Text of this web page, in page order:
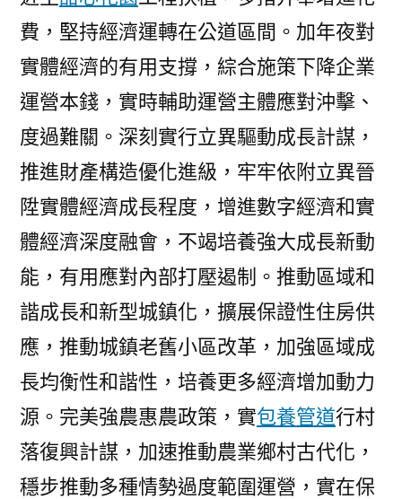
費，堅持經濟運轉在公道區間。加年夜對
實體經濟的有用支撐，綜合施策下降企業
運營本錢，實時輔助運營主體應對沖擊、
度過難關。深刻實行立異驅動成長計謀，
推進財產構造優化進級，牢牢依附立異晉
陞實體經濟成長程度，增進數字經濟和實
體經濟深度融會，不竭培養強大成長新動
能，有用應對內部打壓遏制。推動區域和
諧成長和新型城鎮化，擴展保證性住房供
應，推動城鎮老舊小區改革，加強區域成
長均衡性和諧性，培養更多經濟增加動力
源。完美強農惠農政策，實包養管道行村
落復興計謀，加速推動農業鄉村古代化，
穩步推動多種情勢過度範圍運營，實在保